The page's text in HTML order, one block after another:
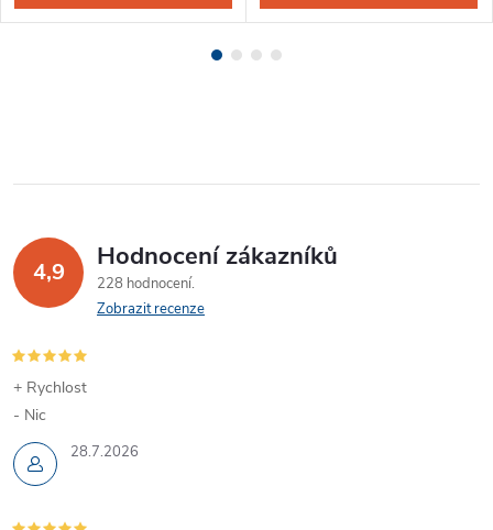
4,9 Hodnocení zákazníků
228 hodnocení
Zobrazit recenze
28.7.2026
+ Rychlost
- Nic